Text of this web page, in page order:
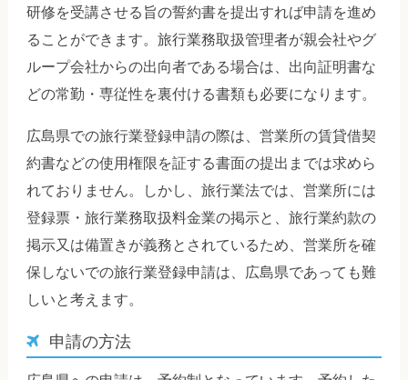
研修を受講させる旨の誓約書を提出すれば申請を進め
ることができます。旅行業務取扱管理者が親会社やグ
ループ会社からの出向者である場合は、出向証明書な
どの常勤・専従性を裏付ける書類も必要になります。
広島県での旅行業登録申請の際は、営業所の賃貸借契
約書などの使用権限を証する書面の提出までは求めら
れておりません。しかし、旅行業法では、営業所には
登録票・旅行業務取扱料金業の掲示と、旅行業約款の
掲示又は備置きが義務とされているため、営業所を確
保しないでの旅行業登録申請は、広島県であっても難
しいと考えます。
申請の方法